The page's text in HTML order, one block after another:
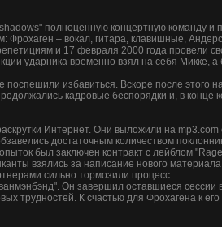
полноценную концертную команду и
– вокал, гитара, клавишные,
и 17 февраля 2000 года провели
ударника временно взял на себя Микке, а
избавиться. Вскоре после этого
кадровые беспорядки и, в конце
Интернет. Они выложили на mp3.com
достаточным количеством
был заключен контракт с лейблом
взялись за написание нового
сильно тормозили процесс.
Он завершил оставшиеся
трудностей. К счастью для Фрохагена к